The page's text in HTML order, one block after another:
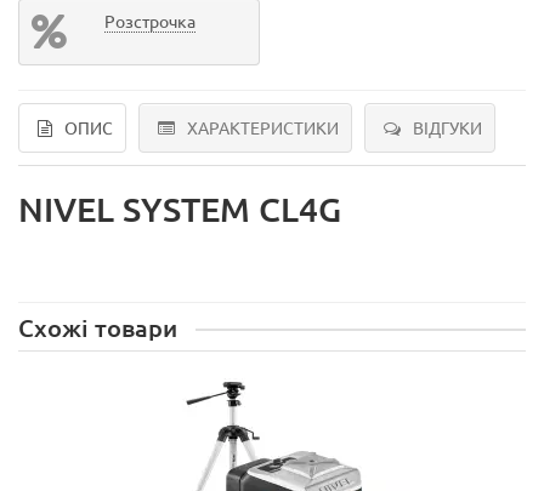
Розстрочка
ОПИС ХАРАКТЕРИСТИКИ ВІДГУКИ
NIVEL SYSTEM CL4G
Схожі товари